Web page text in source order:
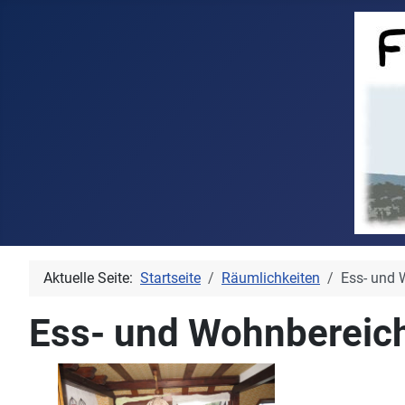
Aktuelle Seite: Startseite Räumlichkeiten Ess- und
Ess- und